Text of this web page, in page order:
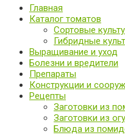
Главная
Каталог томатов
Сортовые
Гибридные
Выращивание и уход
Болезни и вредители
Препараты
Конструкции и
Рецепты
Заготовки из
Заготовки из
Блюда из